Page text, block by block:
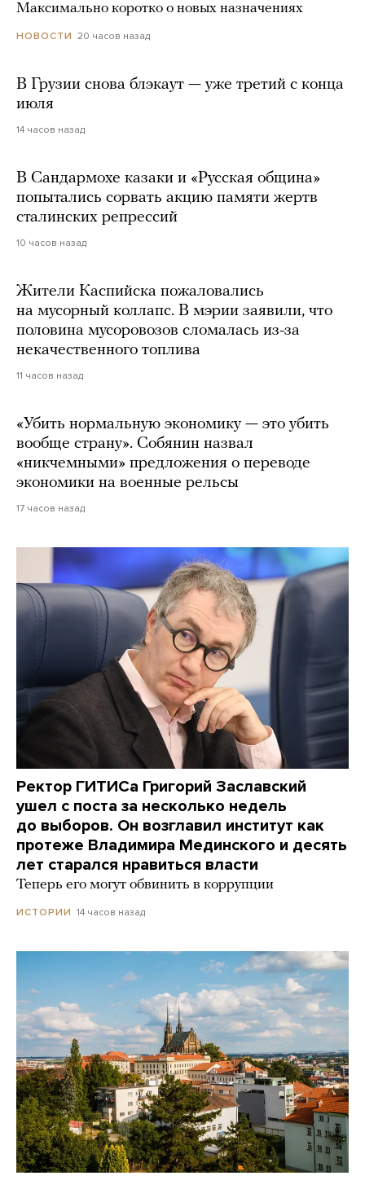
Максимально коротко о новых назначениях
НОВОСТИ 20 часов назад
В Грузии снова блэкаут — уже третий с конца
июля
14 часов назад
В Сандармохе казаки и «Русская община»
попытались сорвать акцию памяти жертв
сталинских репрессий
10 часов назад
Жители Каспийска пожаловались
на мусорный коллапс. В мэрии заявили, что
половина мусоровозов сломалась из-за
некачественного топлива
11 часов назад
«Убить нормальную экономику — это убить
вообще страну». Собянин назвал
«никчемными» предложения о переводе
экономики на военные рельсы
17 часов назад
Ректор ГИТИСа Григорий Заславский
ушел с поста за несколько недель
до выборов. Он возглавил институт как
протеже Владимира Мединского и десять
лет старался нравиться власти
Теперь его могут обвинить в коррупции
ИСТОРИИ 14 часов назад